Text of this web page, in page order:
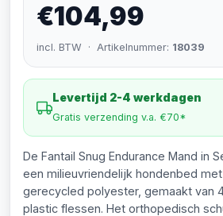
€104,99
incl. BTW · Artikelnummer: 18039
Levertijd 2-4 werkdagen
Gratis verzending v.a. €70*
De Fantail Snug Endurance Mand in
een milieuvriendelijk hondenbed
gerecycled polyester, gemaakt van
plastic flessen. Het orthopedisch